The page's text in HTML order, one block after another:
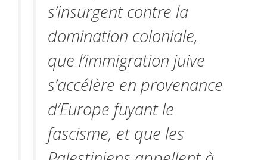
s’insurgent contre la
domination coloniale,
que l’immigration juive
s’accélère en provenance
d’Europe fuyant le
fascisme, et que les